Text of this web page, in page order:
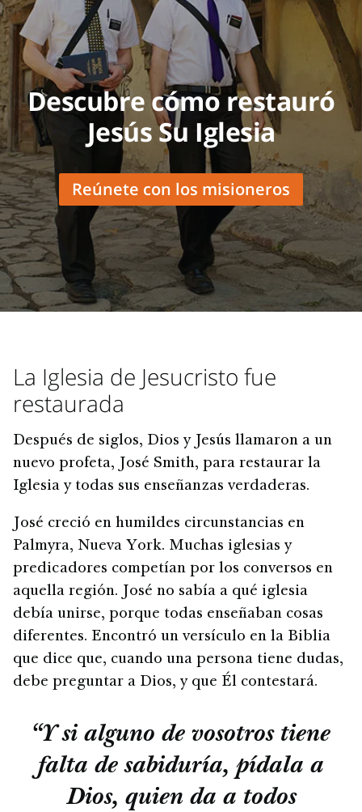
Descubre cómo restauró
Jesús Su Iglesia
Reúnete con los misioneros
La Iglesia de Jesucristo fue
restaurada
Después de siglos, Dios y Jesús llamaron a un
nuevo profeta, José Smith, para restaurar la
Iglesia y todas sus enseñanzas verdaderas.
José creció en humildes circunstancias en
Palmyra, Nueva York. Muchas iglesias y
predicadores competían por los conversos en
aquella región. José no sabía a qué iglesia
debía unirse, porque todas enseñaban cosas
diferentes. Encontró un versículo en la Biblia
que dice que, cuando una persona tiene dudas,
debe preguntar a Dios, y que Él contestará.
“Y si alguno de vosotros tiene
falta de sabiduría, pídala a
Dios, quien da a todos